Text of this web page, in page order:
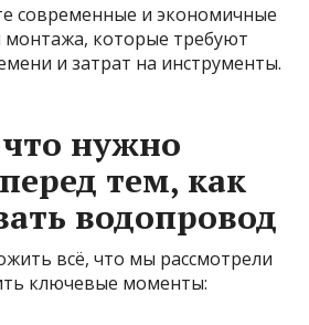
современные и экономичные
монтажа, которые требуют
и затрат на инструменты.
нужно
тем, как
водопровод
всё, что мы рассмотрели
ключевые моменты: